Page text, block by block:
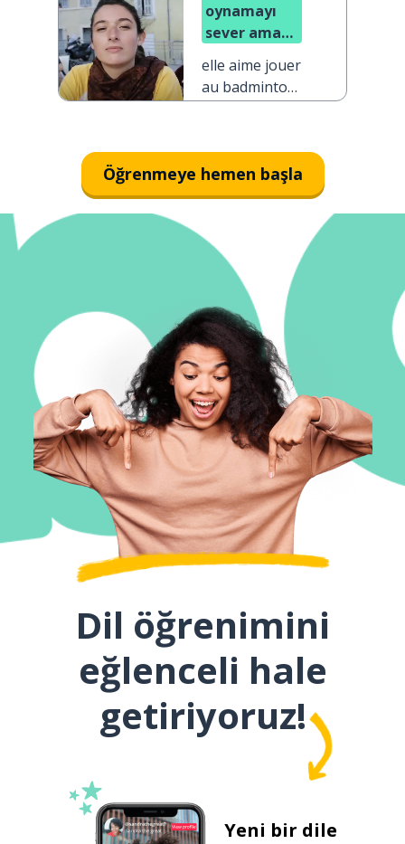
oynamayı
sever ama
tercih eder
elle aime jouer
au badminton,
de la voile
Öğrenmeye hemen başla
Dil öğrenimini
eğlenceli hale
getiriyoruz!
Yeni bir dile